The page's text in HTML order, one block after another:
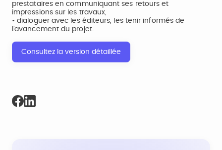
prestataires en communiquant ses retours et
impressions sur les travaux,
• dialoguer avec les éditeurs, les tenir informés de
l’avancement du projet.
Consultez la version détaillée